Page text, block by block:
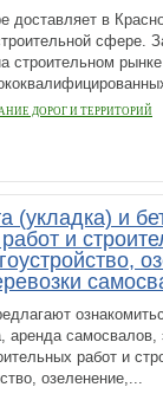
в
сфере.
строительном
ДОРОГ И ТЕРРИТОРИЙ
(укладка) и
и
аренда самосвалов,
работ и
озеленение,...